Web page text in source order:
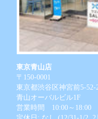
東京青山店
〒150-0001
東京都渋谷区神宮前5-52-
青山オーバルビル1F
営業時間 10:00～18:00
定休日: なし (12/31-1/2,